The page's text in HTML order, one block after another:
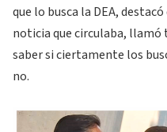
que lo busca la DEA,
noticia que circulaba, llamó
saber si ciertamente los
no.